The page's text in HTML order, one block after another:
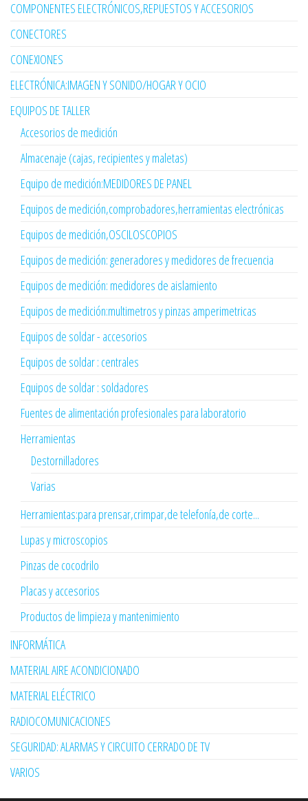
COMPONENTES ELECTRÓNICOS,REPUESTOS Y ACCESORIOS
CONECTORES
CONEXIONES
ELECTRÓNICA:IMAGEN Y SONIDO/HOGAR Y OCIO
EQUIPOS DE TALLER
Accesorios de medición
Almacenaje (cajas, recipientes y maletas)
Equipo de medición:MEDIDORES DE PANEL
Equipos de medición,comprobadores,herramientas electrónicas
Equipos de medición,OSCILOSCOPIOS
Equipos de medición: generadores y medidores de frecuencia
Equipos de medición: medidores de aislamiento
Equipos de medición:multimetros y pinzas amperimetricas
Equipos de soldar - accesorios
Equipos de soldar : centrales
Equipos de soldar : soldadores
Fuentes de alimentación profesionales para laboratorio
Herramientas
Destornilladores
Varias
Herramientas:para prensar,crimpar,de telefonía,de corte...
Lupas y microscopios
Pinzas de cocodrilo
Placas y accesorios
Productos de limpieza y mantenimiento
INFORMÁTICA
MATERIAL AIRE ACONDICIONADO
MATERIAL ELÉCTRICO
RADIOCOMUNICACIONES
SEGURIDAD: ALARMAS Y CIRCUITO CERRADO DE TV
VARIOS